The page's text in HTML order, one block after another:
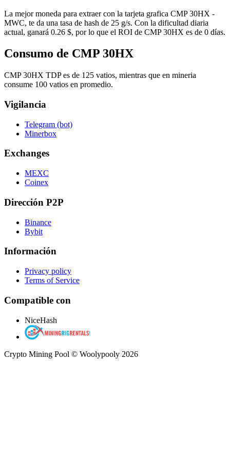
La mejor moneda para extraer con la tarjeta grafica CMP 30HX -
MWC, te da una tasa de hash de 25 g/s. Con la dificultad diaria
actual, ganará 0.26 $, por lo que el ROI de CMP 30HX es de 0 días.
Consumo de CMP 30HX
CMP 30HX TDP es de 125 vatios, mientras que en mineria
consume 100 vatios en promedio.
Vigilancia
Telegram (bot)
Minerbox
Exchanges
MEXC
Coinex
Dirección P2P
Binance
Bybit
Información
Privacy policy
Terms of Service
Compatible con
NiceHash
Crypto Mining Pool © Woolypooly 2026